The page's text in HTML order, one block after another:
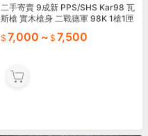
二手寄賣 9成新 PPS/SHS Kar98 瓦
斯槍 實木槍身 二戰德軍 98K 1槍1匣
7,000 ~ 7,500